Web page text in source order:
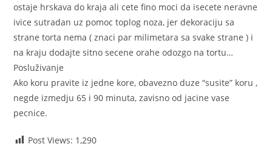
ostaje hrskava do kraja ali cete fino moci da isecete neravne
ivice sutradan uz pomoc toplog noza, jer dekoraciju sa
strane torta nema ( znaci par milimetara sa svake strane ) i
na kraju dodajte sitno secene orahe odozgo na tortu…
Posluživanje
Ako koru pravite iz jedne kore, obavezno duze “susite” koru ,
negde izmedju 65 i 90 minuta, zavisno od jacine vase
pecnice.
Post Views: 1,290